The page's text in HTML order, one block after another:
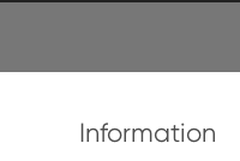
Information